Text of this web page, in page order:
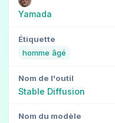
Yamada
Étiquette
homme âgé
Nom de l'outil
Stable Diffusion
Nom du modèle